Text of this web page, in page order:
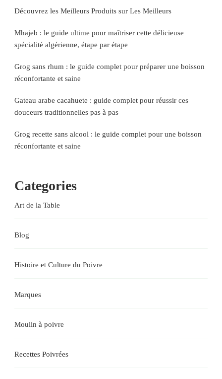
Découvrez les Meilleurs Produits sur Les Meilleurs
Mhajeb : le guide ultime pour maîtriser cette délicieuse
spécialité algérienne, étape par étape
Grog sans rhum : le guide complet pour préparer une boisson
réconfortante et saine
Gateau arabe cacahuete : guide complet pour réussir ces
douceurs traditionnelles pas à pas
Grog recette sans alcool : le guide complet pour une boisson
réconfortante et saine
Categories
Art de la Table
Blog
Histoire et Culture du Poivre
Marques
Moulin à poivre
Recettes Poivrées